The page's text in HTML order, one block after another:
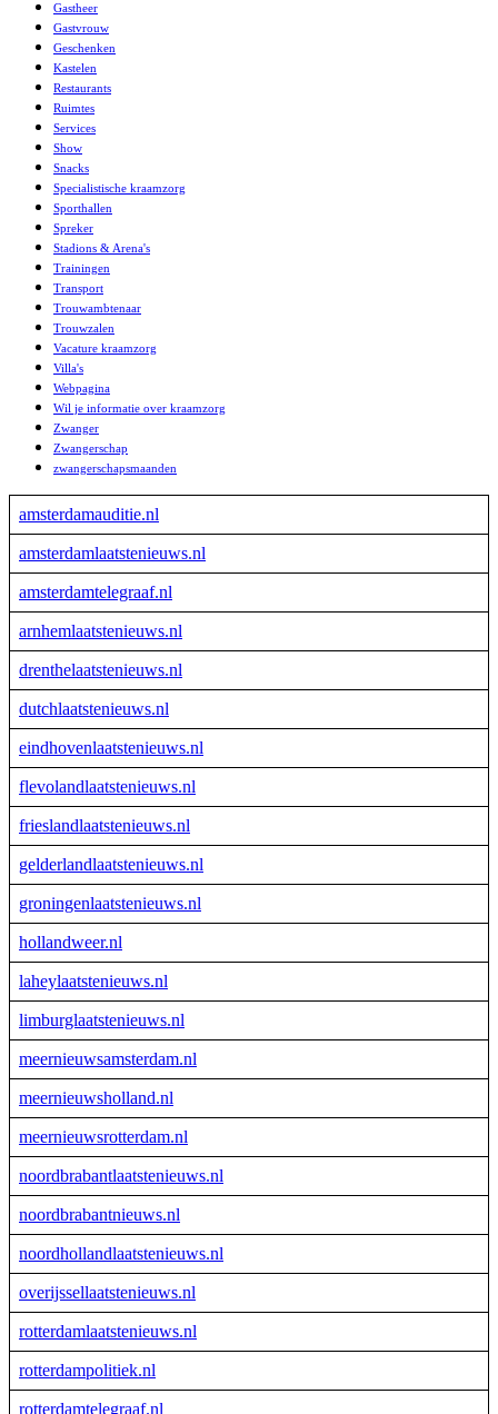
Gastheer
Gastvrouw
Geschenken
Kastelen
Restaurants
Ruimtes
Services
Show
Snacks
Specialistische kraamzorg
Sporthallen
Spreker
Stadions & Arena's
Trainingen
Transport
Trouwambtenaar
Trouwzalen
Vacature kraamzorg
Villa's
Webpagina
Wil je informatie over kraamzorg
Zwanger
Zwangerschap
zwangerschapsmaanden
amsterdamauditie.nl
amsterdamlaatstenieuws.nl
amsterdamtelegraaf.nl
arnhemlaatstenieuws.nl
drenthelaatstenieuws.nl
dutchlaatstenieuws.nl
eindhovenlaatstenieuws.nl
flevolandlaatstenieuws.nl
frieslandlaatstenieuws.nl
gelderlandlaatstenieuws.nl
groningenlaatstenieuws.nl
hollandweer.nl
laheylaatstenieuws.nl
limburglaatstenieuws.nl
meernieuwsamsterdam.nl
meernieuwsholland.nl
meernieuwsrotterdam.nl
noordbrabantlaatstenieuws.nl
noordbrabantnieuws.nl
noordhollandlaatstenieuws.nl
overijssellaatstenieuws.nl
rotterdamlaatstenieuws.nl
rotterdampolitiek.nl
rotterdamtelegraaf.nl